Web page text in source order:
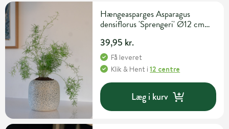
Hængeasparges Asparagus
densiflorus 'Sprengeri' Ø12 cm
39,95 kr.
Få leveret
Klik & Hent i12 centre
Læg i kurv